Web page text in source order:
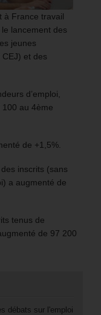
à France travail
lancement des
jeunes
et des
d’emploi,
100 au 4ème
de +1,5%.
inscrits (sans
a augmenté de
tenus de
de 97 200
débats sur l'emploi